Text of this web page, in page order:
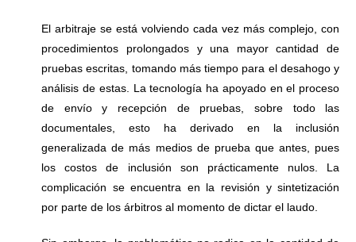
El arbitraje se está volviendo cada vez más complejo, con
procedimientos prolongados y una mayor cantidad de
pruebas escritas, tomando más tiempo para el desahogo y
análisis de estas. La tecnología ha apoyado en el proceso
de envío y recepción de pruebas, sobre todo las
documentales, esto ha derivado en la inclusión
generalizada de más medios de prueba que antes, pues
los costos de inclusión son prácticamente nulos. La
complicación se encuentra en la revisión y sintetización
por parte de los árbitros al momento de dictar el laudo.